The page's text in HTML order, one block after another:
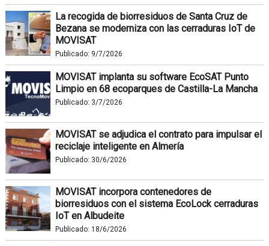
La recogida de biorresiduos de Santa Cruz de
Bezana se moderniza con las cerraduras IoT de
MOVISAT
Publicado: 9/7/2026
MOVISAT implanta su software EcoSAT Punto
Limpio en 68 ecoparques de Castilla-La Mancha
Publicado: 3/7/2026
MOVISAT se adjudica el contrato para impulsar el
reciclaje inteligente en Almería
Publicado: 30/6/2026
MOVISAT incorpora contenedores de
biorresiduos con el sistema EcoLock cerraduras
IoT en Albudeite
Publicado: 18/6/2026